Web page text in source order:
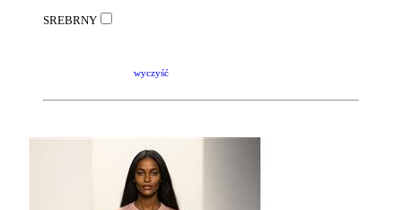
SREBRNY
wyczyść